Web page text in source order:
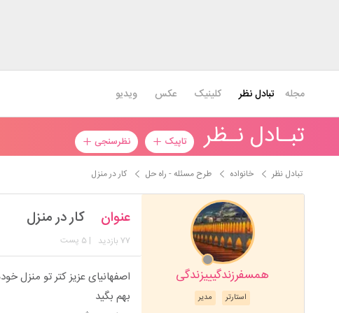
مجله تبادل نظر کلینیک عکس ویدیو
تبـادل نـظر تاپیک نظرسنجی
تبادل نظر خانواده طرح مسئله - راه حل کار در منزل
همسفرزندگیییزندگی
مدیر استارتر
عنوان کار در منزل
77 بازدید | 5 پست
اصفهانیای عزیز کتر تو منزل
بهم بگید